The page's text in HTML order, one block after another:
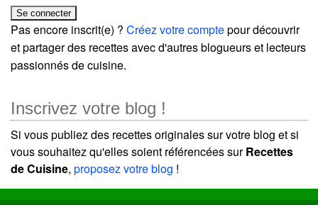
Pas encore inscrit(e) ? Créez votre comptepour découvrir
et partager des recettes avec d'autres blogueurs et lecteurs
passionnés de cuisine.
Inscrivez votre blog !
Si vous publiez des recettes originales sur votre blog et si
vous souhaitez qu'elles soient référencées surRecettes
de Cuisine, proposez votre blog !